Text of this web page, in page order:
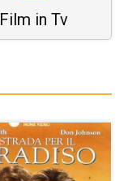
Film in Tv